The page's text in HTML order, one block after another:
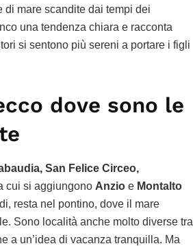
mare scandite dai tempi dei
una tendenza chiara e racconta
si sentono più sereni a portare i figli
dove sono le
San Felice Circeo,
cui si aggiungono Anzio e Montalto
resta nel pontino, dove il mare
Sono località anche molto diverse tra
a un’idea di vacanza tranquilla. Ma